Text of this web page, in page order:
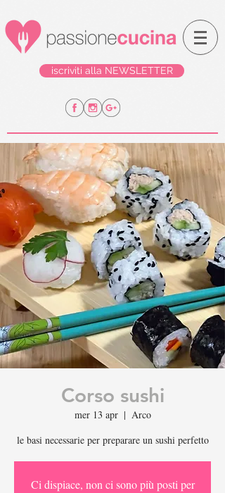
iscriviti alla NEWSLETTER
Corso sushi
mer 13 apr
  |
Arco
le basi necessarie per preparare un sushi perfetto
Ci dispiace, non ci sono più posti per